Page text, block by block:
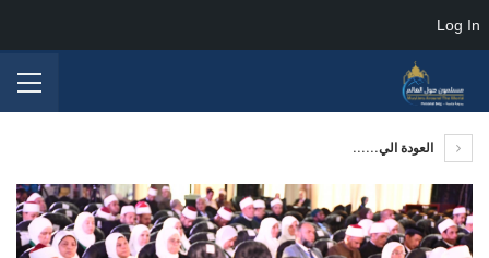
العودة الي......
Log In